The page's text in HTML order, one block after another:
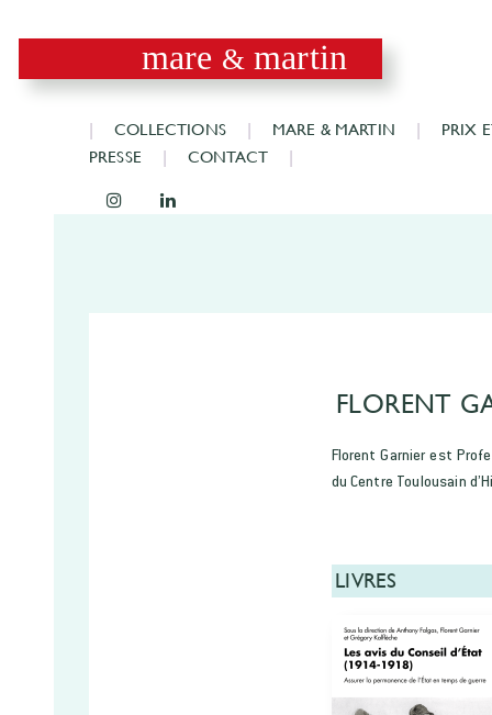
mare & martin
COLLECTIONS MARE & MARTIN
PRIX
PRESSE
CONTACT
FLORENT
Florent Garnier est
du Centre Toulousain
LIVRES